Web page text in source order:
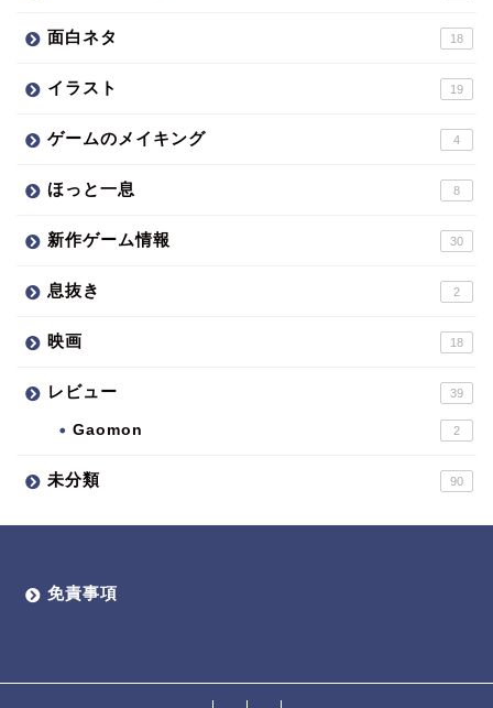
面白ネタ 18
イラスト 19
ゲームのメイキング 4
ほっと一息 8
新作ゲーム情報 30
息抜き 2
映画 18
レビュー 39
Gaomon 2
未分類 90
免責事項